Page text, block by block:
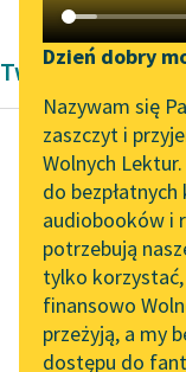
Katalog DAISY
Podkasty o
Aktualności
Zapraszamy na
online z
literatury
Spotkanie z
Tunkiel w Oslo
Wolne Lektury na 32.
Pol’and’Rock
Dzień dobry
Nazywam się
zaszczyt i
Wolnych
do bezpłatnych
audiobooków i
potrzebują
tylko
finansowo
przeżyją, a my
dostępu do
Twórczość